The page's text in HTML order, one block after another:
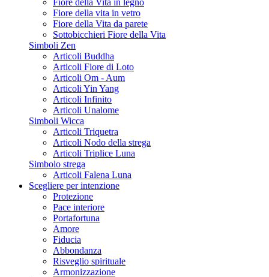
Fiore della Vita in legno
Fiore della vita in vetro
Fiore della Vita da parete
Sottobicchieri Fiore della Vita
Simboli Zen
Articoli Buddha
Articoli Fiore di Loto
Articoli Om - Aum
Articoli Yin Yang
Articoli Infinito
Articoli Unalome
Simboli Wicca
Articoli Triquetra
Articoli Nodo della strega
Articoli Triplice Luna
Simbolo strega
Articoli Falena Luna
Scegliere per intenzione
Protezione
Pace interiore
Portafortuna
Amore
Fiducia
Abbondanza
Risveglio spirituale
Armonizzazione